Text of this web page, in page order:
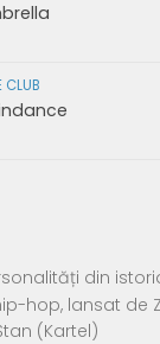
CLUB
din
hop, lansat de
(Kartel)